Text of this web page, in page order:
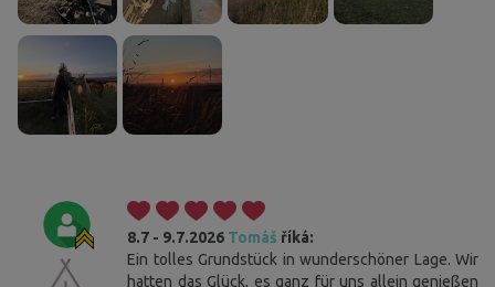
8.7 - 9.7.2026 Tomáš říká:
Ein tolles Grundstück in wunderschöner Lage. Wir
hatten das Glück, es ganz für uns allein genießen